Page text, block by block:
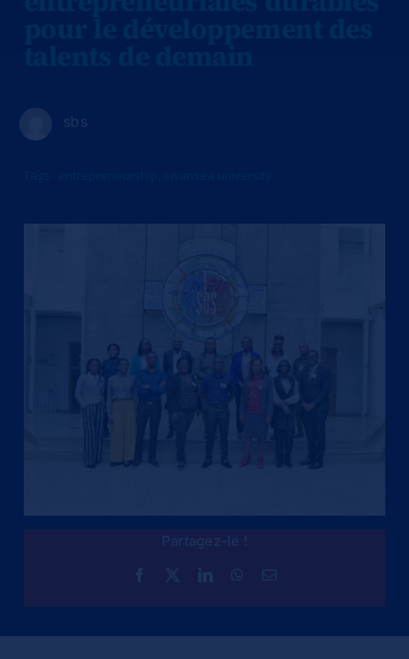
sbs
Partagez-le !